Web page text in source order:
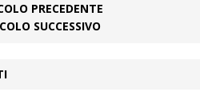
PRECEDENTE
SUCCESSIVO